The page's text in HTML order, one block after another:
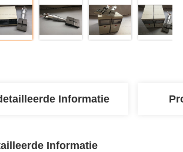
Informatie
Informatie